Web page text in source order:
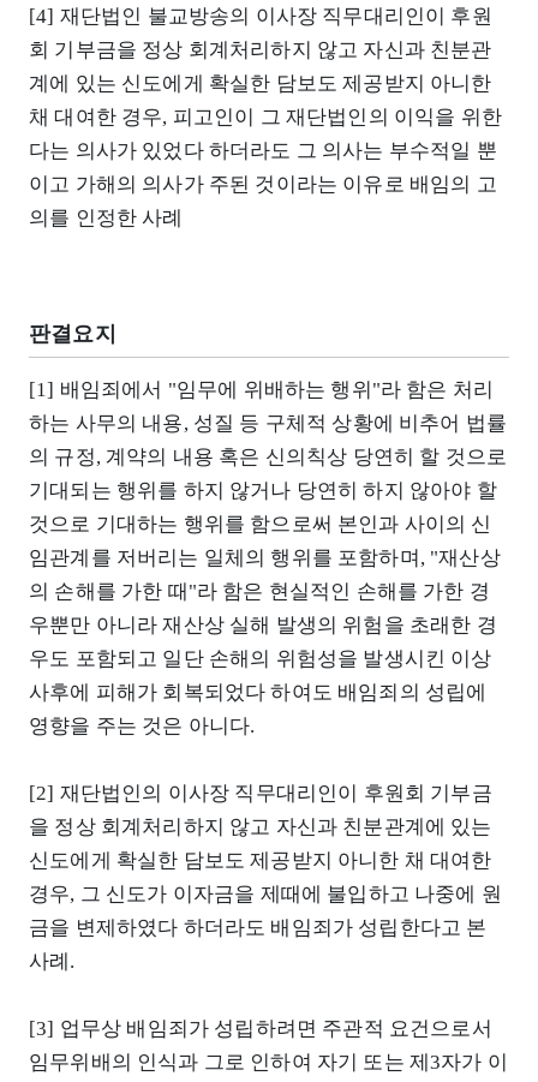
[4] 재단법인 불교방송의 이사장 직무대리인이 후원
회 기부금을 정상 회계처리하지 않고 자신과 친분관
계에 있는 신도에게 확실한 담보도 제공받지 아니한
채 대여한 경우, 피고인이 그 재단법인의 이익을 위한
다는 의사가 있었다 하더라도 그 의사는 부수적일 뿐
이고 가해의 의사가 주된 것이라는 이유로 배임의 고
의를 인정한 사례
판결요지
[1] 배임죄에서 "임무에 위배하는 행위"라 함은 처리
하는 사무의 내용, 성질 등 구체적 상황에 비추어 법률
의 규정, 계약의 내용 혹은 신의칙상 당연히 할 것으로
기대되는 행위를 하지 않거나 당연히 하지 않아야 할
것으로 기대하는 행위를 함으로써 본인과 사이의 신
임관계를 저버리는 일체의 행위를 포함하며, "재산상
의 손해를 가한 때"라 함은 현실적인 손해를 가한 경
우뿐만 아니라 재산상 실해 발생의 위험을 초래한 경
우도 포함되고 일단 손해의 위험성을 발생시킨 이상
사후에 피해가 회복되었다 하여도 배임죄의 성립에
영향을 주는 것은 아니다.
[2] 재단법인의 이사장 직무대리인이 후원회 기부금
을 정상 회계처리하지 않고 자신과 친분관계에 있는
신도에게 확실한 담보도 제공받지 아니한 채 대여한
경우, 그 신도가 이자금을 제때에 불입하고 나중에 원
금을 변제하였다 하더라도 배임죄가 성립한다고 본
사례.
[3] 업무상 배임죄가 성립하려면 주관적 요건으로서
임무위배의 인식과 그로 인하여 자기 또는 제3자가 이